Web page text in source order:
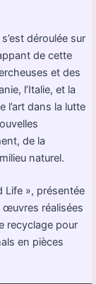
déroulée sur
de cette
et des
l’Italie, et la
l’art dans la lutte
de la
naturel.
Life », présentée
œuvres réalisées
recyclage pour
en pièces